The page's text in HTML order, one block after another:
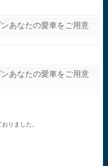
あなたの愛車をご用意
あなたの愛車をご用意
りました。